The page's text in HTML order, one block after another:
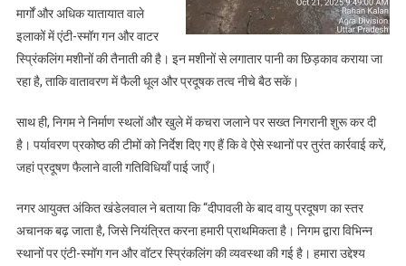
पहल,
शहर
रखने
के
ने
चलाया
विशेष
मार्गों और अधिक यातायात वाले
इलाकों में एंटी-स्मॉग गन और वाटर
स्प्रिंकलिंग मशीनों की तैनाती की है। इन मशीनों से लगातार पानी का छिड़काव कराया जा
रहा है, ताकि वातावरण में फैली धूल और प्रदूषक तत्व नीचे बैठ सकें।
साथ ही, निगम ने निर्माण स्थलों और खुले में कचरा जलाने पर सख्त निगरानी शुरू कर दी
है। पर्यावरण प्रकोष्ठ की टीमों को निर्देश दिए गए हैं कि वे ऐसे स्थानों पर तुरंत कार्रवाई करें,
जहां प्रदूषण फैलाने वाली गतिविधियाँ पाई जाएँ।
नगर आयुक्त अंकित खंडेलवाल ने बताया कि “दीपावली के बाद वायु प्रदूषण का स्तर
अचानक बढ़ जाता है, जिसे नियंत्रित करना हमारी प्राथमिकता है। निगम द्वारा विभिन्न
स्थानों पर एंटी-स्मॉग गन और वॉटर स्प्रिंकलिंग की व्यवस्था की गई है। हमारा उद्देश्य